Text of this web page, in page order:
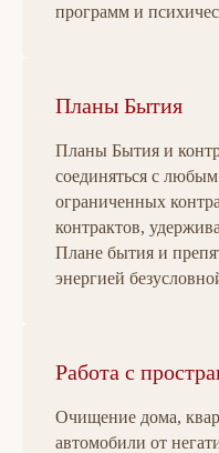
программ и
Планы Бытия
Планы Бытия и
соединяться с
ограниченных
контрактов,
Плане бытия и
энергией
Работа с
Очищение дома,
автомобили от